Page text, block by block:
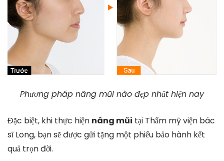
Phương pháp nâng mũi nào đẹp nhất hiện nay
Đặc biệt, khi thực hiện nâng mũi tại Thẩm mỹ viện bác
sĩ Long, bạn sẽ được gửi tặng một phiếu bảo hành kết
quả trọn đời.